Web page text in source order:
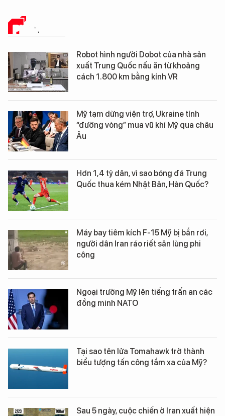
PHÂN TÍCH
Robot hình người Dobot của nhà sản
xuất Trung Quốc nấu ăn từ khoảng
cách 1.800 km bằng kính VR
Mỹ tạm dừng viện trợ, Ukraine tính
“đường vòng” mua vũ khí Mỹ qua châu
Âu
Hơn 1,4 tỷ dân, vì sao bóng đá Trung
Quốc thua kém Nhật Bản, Hàn Quốc?
Máy bay tiêm kích F-15 Mỹ bị bắn rơi,
người dân Iran ráo riết săn lùng phi
công
Ngoại trưởng Mỹ lên tiếng trấn an các
đồng minh NATO
Tại sao tên lửa Tomahawk trở thành
biểu tượng tấn công tầm xa của Mỹ?
Sau 5 ngày, cuộc chiến ở Iran xuất hiện